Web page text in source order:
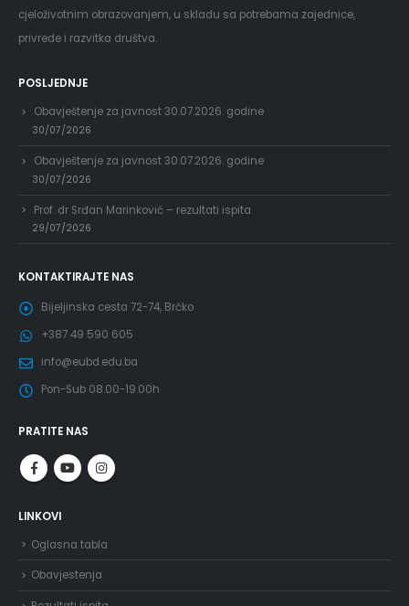
cjeloživotnim obrazovanjem, u skladu sa potrebama zajednice,
privrede i razvitka društva.
POSLJEDNJE
Obavještenje za javnost 30.07.2026. godine
30/07/2026
Obavještenje za javnost 30.07.2026. godine
30/07/2026
Prof. dr Srđan Marinković – rezultati ispita
29/07/2026
KONTAKTIRAJTE NAS
Bijeljinska cesta 72-74, Brčko
+387 49 590 605
info@eubd.edu.ba
Pon-Sub 08.00-19.00h
PRATITE NAS
LINKOVI
Oglasna tabla
Obavjestenja